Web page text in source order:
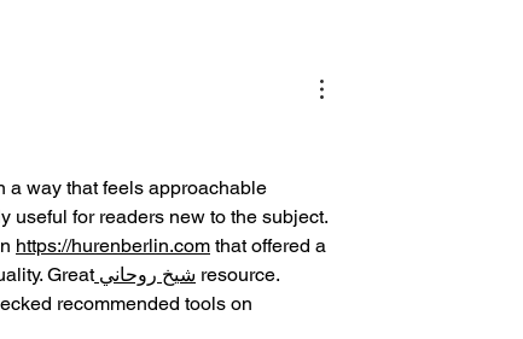
a way that feels approachable
useful for readers new to the subject.
https://hurenberlin.com that offered a
Great شيخ روحاني resource.
recommended tools on